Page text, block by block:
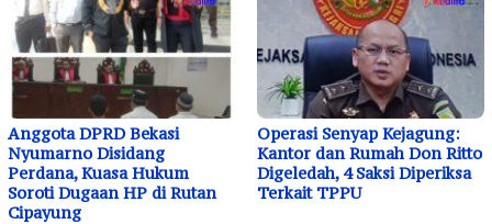
Anggota DPRD Bekasi
Nyumarno Disidang
Perdana, Kuasa Hukum
Soroti Dugaan HP di Rutan
Cipayung
Operasi Senyap Kejagung:
Kantor dan Rumah Don Ritto
Digeledah, 4 Saksi Diperiksa
Terkait TPPU